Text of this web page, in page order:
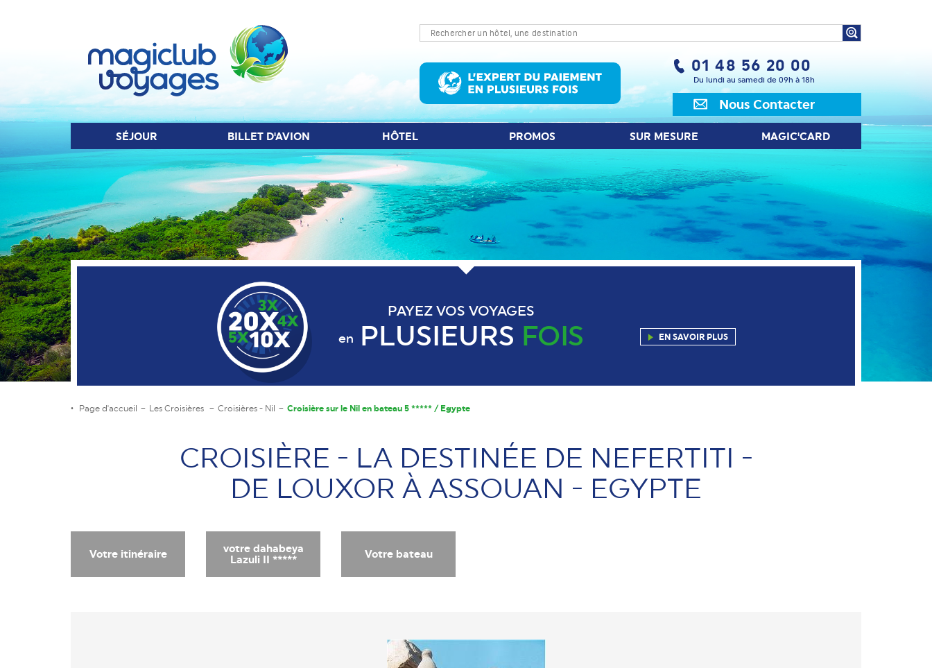
01 48 56 20 00
Du lundi au samedi de 09h à 18h
Nous Contacter
SÉJOUR BILLET D'AVION HÔTEL PROMOS SUR MESURE MAGIC'CARD
PAYEZ VOS VOYAGES
en PLUSIEURS FOIS EN SAVOIR PLUS
Page d'accueil Les Croisières Croisières - Nil Croisière sur le Nil en bateau 5 ***** / Egypte
CROISIÈRE - LA DESTINÉE DE NEFERTITI -
DE LOUXOR À ASSOUAN - EGYPTE
Votre itinéraire
votre dahabeya
Lazuli II *****
Votre bateau